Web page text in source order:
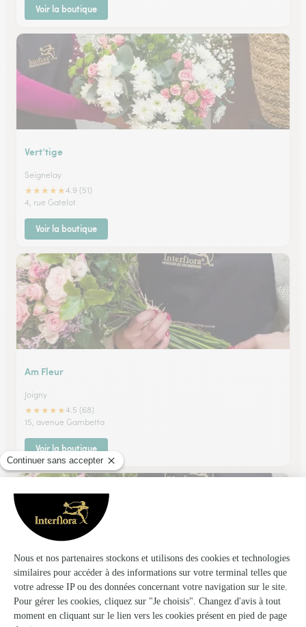
Voir la boutique
Vert’tige
Seignelay
★★★★★4.9 (51)
4, rue Gatelot
Voir la boutique
Am Fleur
Joigny
★★★★★4.5 (68)
15, avenue Gambetta
Voir la boutique
Floreal
Brienon Sur Armancon